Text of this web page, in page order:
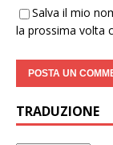
Salva il mio
la prossima volta
TRADUZIONE